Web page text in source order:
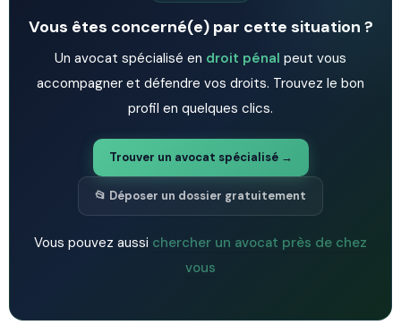
Vous êtes concerné(e) par cette situation ?
Un avocat spécialisé en droit pénal peut vous
accompagner et défendre vos droits. Trouvez le bon
profil en quelques clics.
Trouver un avocat spécialisé →
📂 Déposer un dossier gratuitement
Vous pouvez aussi chercher un avocat près de chez
vous